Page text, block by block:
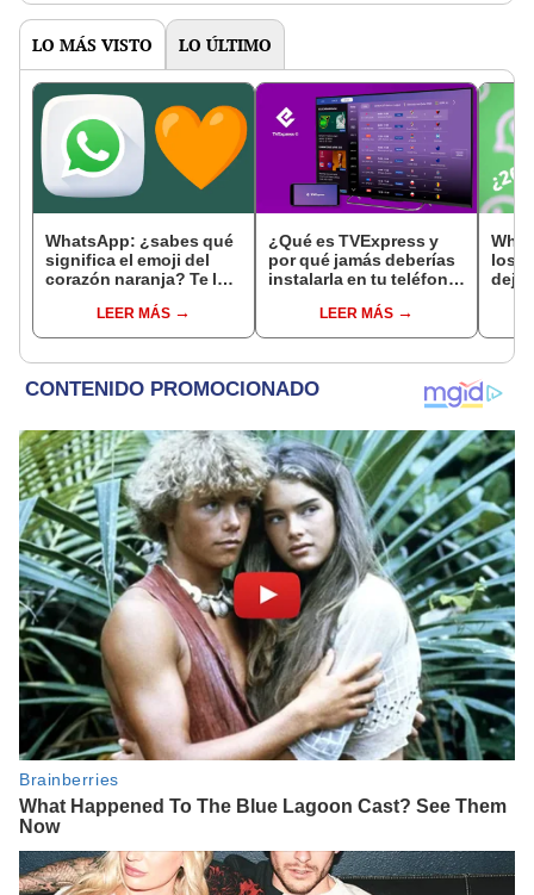
LO MÁS VISTO LO ÚLTIMO
WhatsApp: ¿sabes qué
significa el emoji del
corazón naranja? Te lo
LEER MÁS
¿Qué es TVExpress y
por qué jamás deberías
instalarla en tu teléfono
LEER MÁS
los